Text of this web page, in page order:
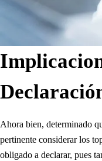
Ahora bien, determinado
pertinente considerar los
obligado a declarar, pues